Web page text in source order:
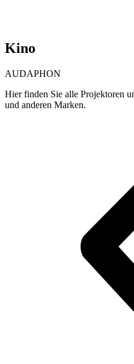
Kino
AUDAPHON
Hier finden Sie alle Projektoren
und anderen Marken.